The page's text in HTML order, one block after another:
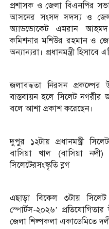
প্রশাসক ও জেলা বিএনপির
আসনের সংসদ সদস্য ও
অ্যাডভোকেট এমরান আহমদ
কমিশনার মশিউর রহমান ও
অন্যান্যরা। প্রধানমন্ত্রী
জলাবদ্ধতা নিরসন প্রকল্পের
বাস্তবায়ন হলে সিলেট নগরীর
বলে আশা প্রকাশ করেছেন।
দুপুর ১২টায় প্রধানমন্ত্রী
বাসিয়া খাল (বাসিয়া
সিলেটেরসংস্কৃতি ব্লগ
এছাড়া বিকেল ৩টায়
স্পোর্টস-২০২৬’
জেলা শিল্পকলা একাডেমিতে